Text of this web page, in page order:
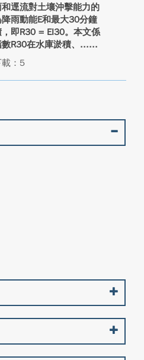
逕流對土壤沖擊能力的
雨動能E和最大30分鐘
即R30 = EI30。本文係
R30在水庫淤積、...
載：5